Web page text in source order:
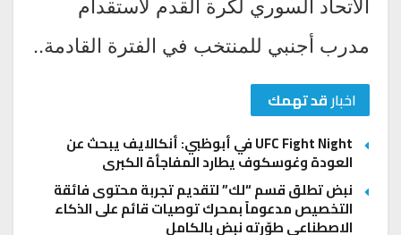
مدرب أجنبي للمنتخب في الفترة القادمة..
اخبارقد تهمك
UFC Fight Night في أبوظبي: أنكالايف يبحث عن
العودة وغوسكوف يطارد المفاجأة الكبرى
نبض تطلق قسم “لك” لتقديم تجربة محتوى فائقة
التخصيص مدعوماً بمحرك توصيات قائم على الذكاء
الاصطناعي طوّرته نبض بالكامل